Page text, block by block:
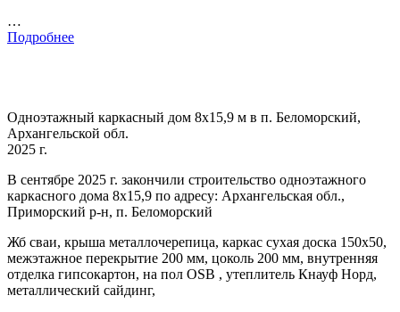
…
Подробнее
Одноэтажный каркасный дом 8х15,9 м в п. Беломорский,
Архангельской обл.
2025 г.
В сентябре 2025 г. закончили строительство одноэтажного
каркасного дома 8х15,9 по адресу: Архангельская обл.,
Приморский р-н, п. Беломорский
Жб сваи, крыша металлочерепица, каркас сухая доска 150х50,
межэтажное перекрытие 200 мм, цоколь 200 мм, внутренняя
отделка гипсокартон, на пол OSB , утеплитель Кнауф Норд,
металлический сайдинг,